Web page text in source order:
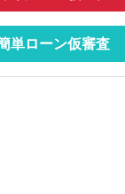
単ローン仮審査